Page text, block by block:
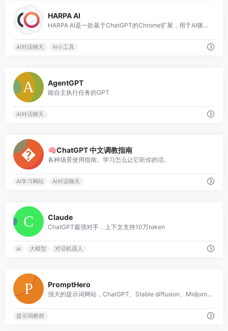
HARPA AI
HARPA AI是一款基于ChatGPT的Chrome扩展，用于AI驱动的网络自动化，包括Google搜索的ChatGPT、网页自动化和文本生成等功能。
AI对话聊天 AI小工具
AgentGPT
能自主执行任务的GPT
AI对话聊天
🧠ChatGPT 中文调教指南
各种场景使用指南。学习怎么让它听你的话。
AI学习网站 AI对话聊天
Claude
ChatGPT最强对手，上下文支持10万token
ai 大模型 对话机器人
PromptHero
强大的提示词网站，ChatGPT、Stable diffusion、Midjorney等提示词
提示词教程